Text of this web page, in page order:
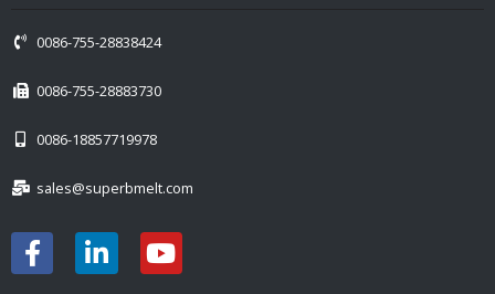
0086-755-28838424
0086-755-28883730
0086-18857719978
sales@superbmelt.com